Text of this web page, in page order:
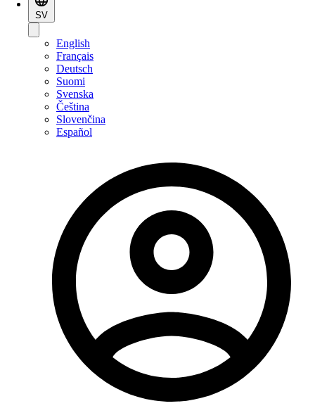
SV
English
Français
Deutsch
Suomi
Svenska
Čeština
Slovenčina
Español